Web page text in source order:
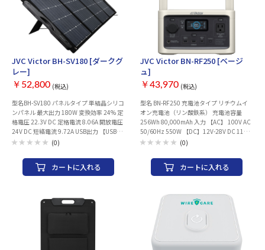
DC 5.0A 【USB Type-C™②】5V DC 4.0A/
9V DC 3.0A/ 12V DC 2.5A DC出力 【シガ
ーソケット】12V DC 120W 充電時間 AC
入力使用時：約2.5時間* シガーアダプタ
ー使用時：約12時間* 充電温度 0℃～40℃
動作温度 -10℃～40℃ 最大外形寸法 幅
330mm×高さ 207mm×奥行き 246mm
質量 約11kg 付属品 電源コード、車載用シ
ガーアダプター、ポーチ 保証期間 お買い
度 -10℃～ 40℃ 最大外形寸法 幅260mm×
高さ190mm× 奥行210mm 質量 約6.7kg
付属品 電源コード、車載用シガーアダプ
ター、ポーチ 保証期間 お買い上げ日より
JVC Victor BH-SV180 [ダークグ
レー]
￥52,800 (税込)
型名BH-SV180 パネルタイプ 単結晶シリコ
ンパネル 最大出力 180W 変換効率 24% 定
格電圧 22.3V DC 定格電流 8.06A 開放電圧
24V DC 短絡電流 9.72A USB出力 【USB
Type-A×2】 5V DC10W※7 動作温度
550mm×高さ510mm×奥行き45mm 外
径寸法（突起物除く） 幅1,896mm×高さ
550mm×奥行き25mm 質量（重さ）
（3.0m） 保証期間 お買い上げ日より12か
(0)
カートに入れる
JVC Victor BN-RF250 [ベージ
ュ]
￥43,970 (税込)
型名 BN-RF250 充電池タイプ リチウムイ
オン充電池（リン酸鉄系） 充電池容量
256Wh 80,000mAh 入力 【AC】 100V AC
50/60Hz 550W 【DC】12V-28V DC 110W
AC出力 【AC】 100V AC 3 A 50/60Hz 合計
Type-A ×2】 5V DC 2.4A 【USB Type-C™
】 5V DC 3A/ 9V DC 3A/ 12V DC 3A/ 15V
DC 3A/ 20V DC 3A DC出力 【シガーソケッ
約1.8時間* シガーアダプター使用時 :約
3.5時間* 充電温度 0℃～40℃ 動作温度
-10℃～ 40℃ 最大外形寸法 幅250mm× 高
さ145mm× 奥行178mm 質量 約4.0kg 付
属品 電源コード、車載用シガーアダプタ
ー 保証期間 お買い上げ日より24か月
(0)
カートに入れる